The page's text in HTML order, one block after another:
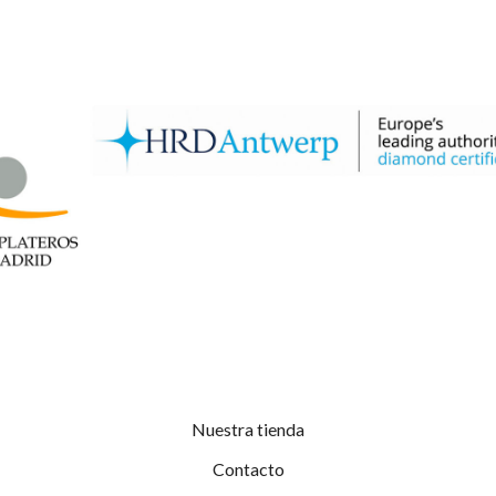
Nuestra tienda
Contacto